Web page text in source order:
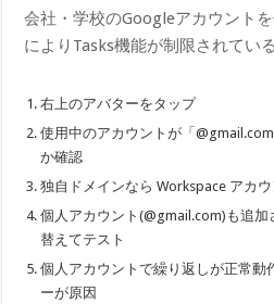
会社・学校のGoogleアカウント
によりTasks機能が制限されてい
右上のアバターをタップ
使用中のアカウントが「
か確認
独自ドメインなら Workspace アカウ
個人アカウント(@gmail.com)も追
替えてテスト
個人アカウントで繰り返しが正常動
ーが原因